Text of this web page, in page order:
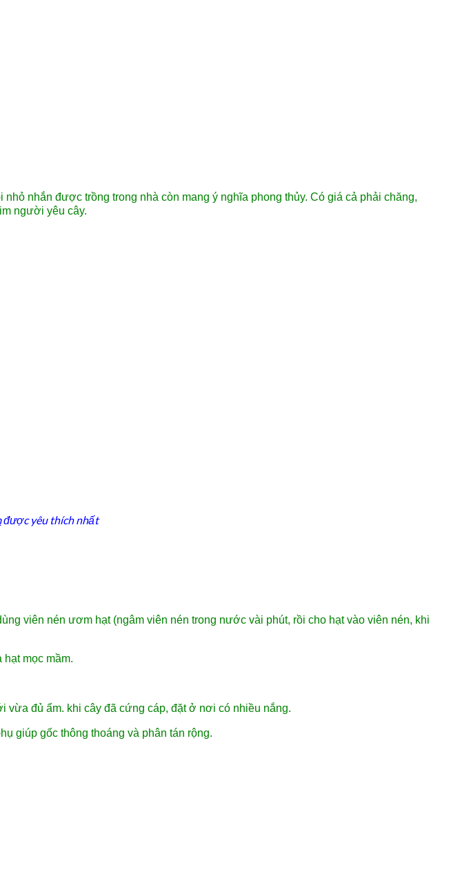
nhắn được trồng trong nhà còn mang ý nghĩa phong thủy. Có giá cả phải chăng,
người yêu cây.
được yêu thích nhất
viên nén ươm hạt (ngâm viên nén trong nước vài phút, rồi cho hạt vào viên nén, khi
mọc mầm.
vừa đủ ẩm. khi cây đã cứng cáp, đặt ở nơi có nhiều nắng.
giúp gốc thông thoáng và phân tán rộng.